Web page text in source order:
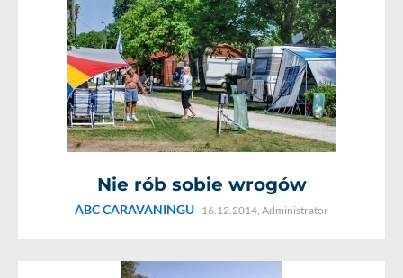
Nie rób sobie wrogów
ABC CARAVANINGU 16.12.2014, Administrator